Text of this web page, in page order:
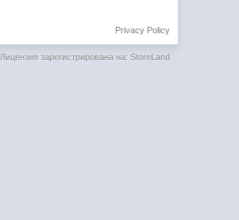
Privacy Policy
Лицензия зарегистрирована на: StoreLand